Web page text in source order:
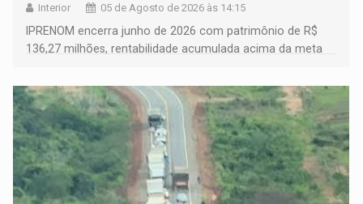
Interior 05 de Agosto de 2026 às 14:15
IPRENOM encerra junho de 2026 com patrimônio de R$
136,27 milhões, rentabilidade acumulada acima da meta